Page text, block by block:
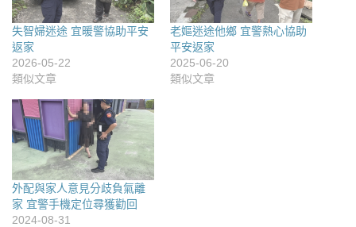
失智婦迷途 宜暖警協助平安
返家
2026-05-22
類似文章
老嫗迷途他鄉 宜警熱心協助
平安返家
2025-06-20
類似文章
外配與家人意見分歧負氣離
家 宜警手機定位尋獲勸回
2024-08-31